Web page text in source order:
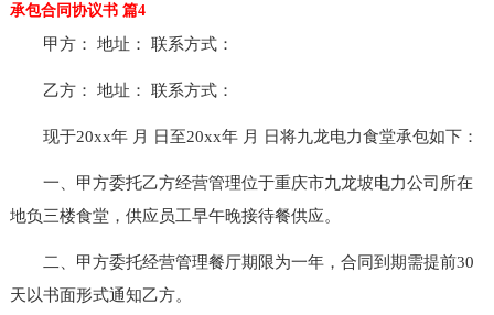
承包合同协议书 篇4
甲方： 地址： 联系方式：
乙方： 地址： 联系方式：
现于20xx年 月 日至20xx年 月 日将九龙电力食堂承包如下：
一、甲方委托乙方经营管理位于重庆市九龙坡电力公司所在
地负三楼食堂，供应员工早午晚接待餐供应。
二、甲方委托经营管理餐厅期限为一年，合同到期需提前30
天以书面形式通知乙方。